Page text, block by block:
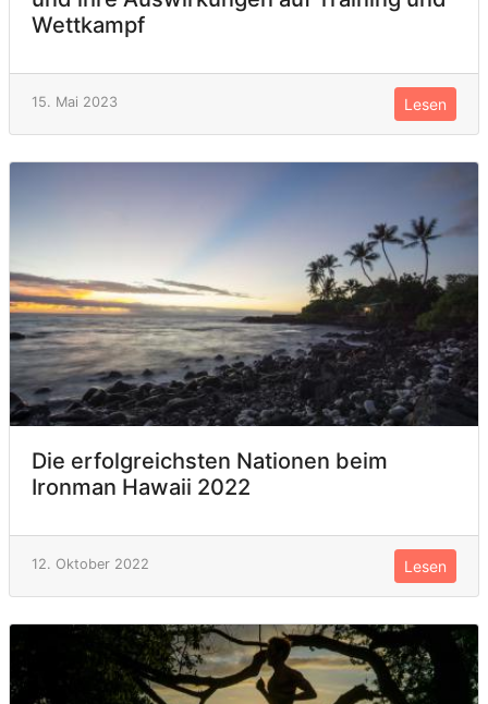
Wettkampf
15. Mai 2023 Lesen
Die erfolgreichsten Nationen beim
Ironman Hawaii 2022
12. Oktober 2022 Lesen